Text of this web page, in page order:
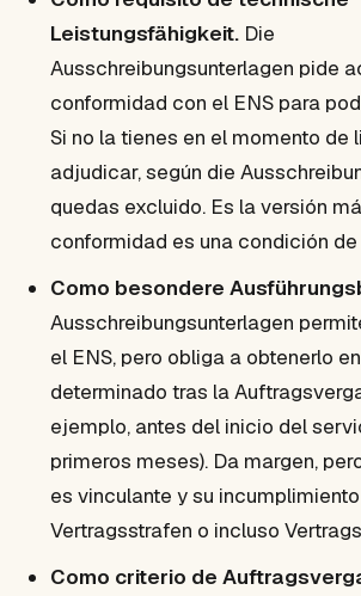
Leistungsfähigkeit. Die
Ausschreibungsunterlagen pide
conformidad con el ENS para
Si no la tienes en el momento de
adjudicar, según die
quedas excluido. Es la versión
conformidad es una condición de
Como besondere
Ausschreibungsunterlagen
el ENS, pero obliga a obtenerlo
determinado tras la
ejemplo, antes del inicio del
primeros meses). Da margen,
es vinculante y su
Vertragsstrafen o incluso
Como criterio de